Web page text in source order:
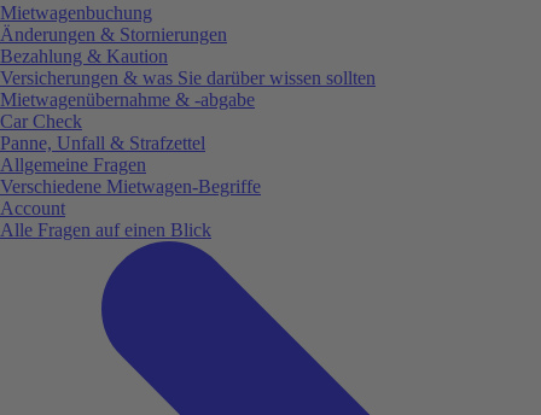
Mietwagenbuchung
Änderungen & Stornierungen
Bezahlung & Kaution
Versicherungen & was Sie darüber wissen sollten
Mietwagenübernahme & -abgabe
Car Check
Panne, Unfall & Strafzettel
Allgemeine Fragen
Verschiedene Mietwagen-Begriffe
Account
Alle Fragen auf einen Blick